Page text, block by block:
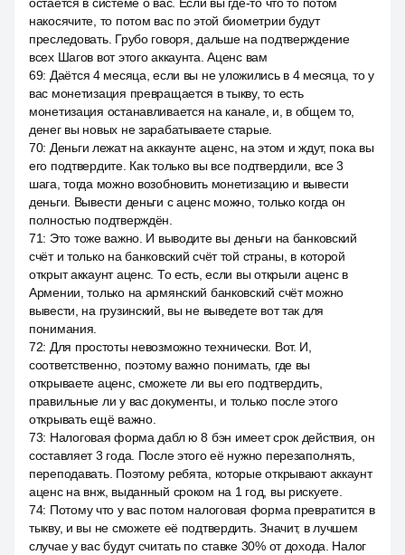
накосячите, то потом вас по этой биометрии будут
преследовать. Грубо говоря, дальше на подтверждение
всех Шагов вот этого аккаунта. Аценс вам
69: Даётся 4 месяца, если вы не уложились в 4 месяца, то у
вас монетизация превращается в тыкву, то есть
монетизация останавливается на канале, и, в общем то,
денег вы новых не зарабатываете старые.
70: Деньги лежат на аккаунте аценс, на этом и ждут, пока вы
его подтвердите. Как только вы все подтвердили, все 3
шага, тогда можно возобновить монетизацию и вывести
деньги. Вывести деньги с аценс можно, только когда он
полностью подтверждён.
71: Это тоже важно. И выводите вы деньги на банковский
счёт и только на банковский счёт той страны, в которой
открыт аккаунт аценс. То есть, если вы открыли аценс в
Армении, только на армянский банковский счёт можно
вывести, на грузинский, вы не выведете вот так для
понимания.
72: Для простоты невозможно технически. Вот. И,
соответственно, поэтому важно понимать, где вы
открываете аценс, сможете ли вы его подтвердить,
правильные ли у вас документы, и только после этого
открывать ещё важно.
73: Налоговая форма дабл ю 8 бэн имеет срок действия, он
составляет 3 года. После этого её нужно перезаполнять,
переподавать. Поэтому ребята, которые открывают аккаунт
аценс на внж, выданный сроком на 1 год, вы рискуете.
74: Потому что у вас потом налоговая форма превратится в
тыкву, и вы не сможете её подтвердить. Значит, в лучшем
случае у вас будут считать по ставке 30% от дохода. Налог